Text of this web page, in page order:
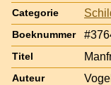
Categorie
Boeknummer
Titel
Auteur